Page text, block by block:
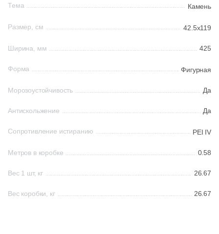
Шестиугольная
Восьмиугольная
Из керамогранита
Ceramica Colli (
Ceramica Fioranese (615)
Ceramiche Brennero (59)
Ceramiche Grazia (
Cerpa (
Тема Камень
Размер, см 42.5x119
Ширина, мм 425
Форма Фигурная
Морозоустойчивость Да
Антискольжение Да
Сопротивление истиранию PEI IV
Метров в коробке 0.58
Вес 1 шт, кг 26.67
Вес коробки, кг 26.67